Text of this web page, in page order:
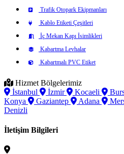
Trafik Otopark Ekipmanları
Kablo Etiketi Çeşitleri
İç Mekan Kapı İsimlikleri
Kabartma Levhalar
Kabartmalı PVC Etiket
Hizmet Bölgelerimiz
İstanbul
İzmir Kocaeli
Konya
Gaziantep Adana
Denizli
İletişim Bilgileri